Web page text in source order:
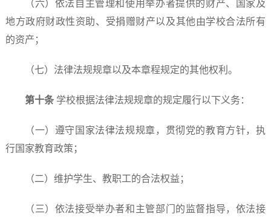
（六）依法自主管理和使用举办者提供的财产、国家及
地方政府财政性资助、受捐赠财产以及其他由学校合法所有
的资产；
（七）法律法规规章以及本章程规定的其他权利。
第十条学校根据法律法规规章的规定履行以下义务：
（一）遵守国家法律法规规章，贯彻党的教育方针，执
行国家教育政策；
（二）维护学生、教职工的合法权益；
（三）依法接受举办者和主管部门的监督指导，依法接